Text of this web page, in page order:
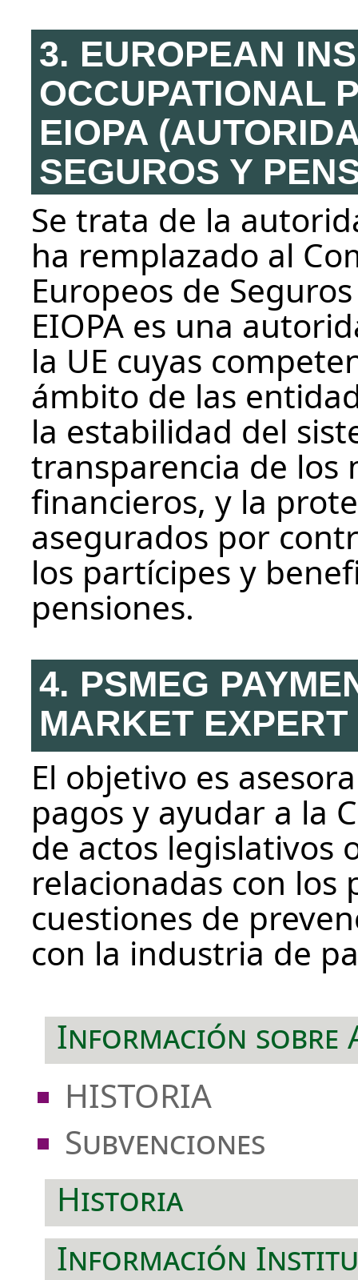
3. EUROPEAN
OCCUPATIONAL
EIOPA
SEGUROS Y
Se trata de la
ha remplazado al
Europeos de
EIOPA es una
la UE cuyas
ámbito de las
la estabilidad del
transparencia de los
financieros, y la
asegurados por
los partícipes y
pensiones.
4. PSMEG
MARKET
El objetivo es
pagos y ayudar a la
de actos legislativos
relacionadas con los
cuestiones de
con la industria de
Información sobre
HISTORIA
Subvenciones
Historia
Información